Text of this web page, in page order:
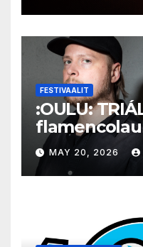
FESTIVAALIT
:OULU:
hylätyn tilan
MAY 20, 2026